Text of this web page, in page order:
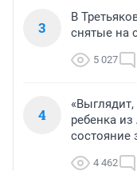
3
В
снятые на
5 027
4
«Выглядит,
ребенка
состояние
4 462